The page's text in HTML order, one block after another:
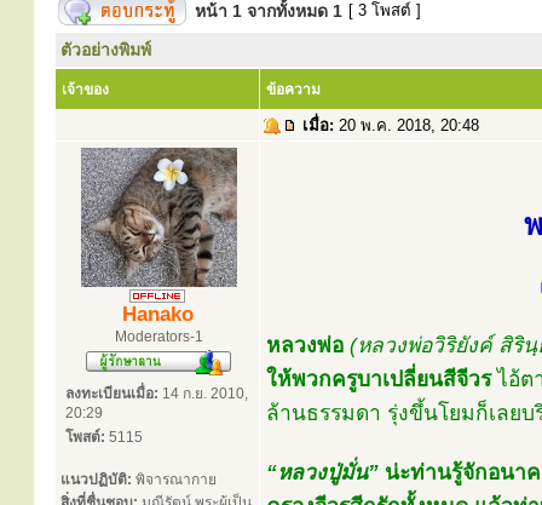
หน้า 1 จากทั้งหมด 1 [ 3 โพสต์ ]
ตัวอย่างพิมพ์
เจ้าของ ข้อความ
เมื่อ: 20 พ.ค. 2018, 20:48
Hanako
Moderators-1
ลงทะเบียนเมื่อ: 14 ก.ย. 2010,
20:29
โพสต์: 5115
แนวปฏิบัติ: พิจารณากาย
หลวงพ่อ (หลวงพ่อวิริยังค์ สิรินฺ
ให้พวกครูบาเปลี่ยนสีจีวรไอ้ต
ล้านธรรมดา รุ่งขึ้นโยมก็เลย
“หลวงปู่มั่น” น่ะท่านรู้จักอนา